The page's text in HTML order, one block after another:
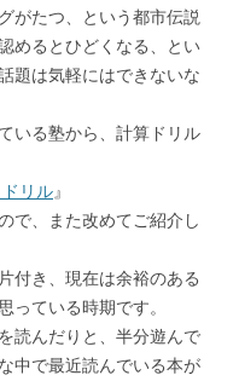
がたつ、という都市伝説
めるとひどくなる、とい
題は気軽にはできないな
いる塾から、計算ドリル
リル』
で、また改めてご紹介し
付き、現在は余裕のある
っている時期です。
読んだりと、半分遊んで
中で最近読んでいる本が